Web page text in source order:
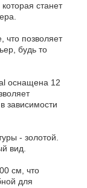
станет
что позволяет
будь то
оснащена 12
зависимости
- золотой.
вид.
см, что
для